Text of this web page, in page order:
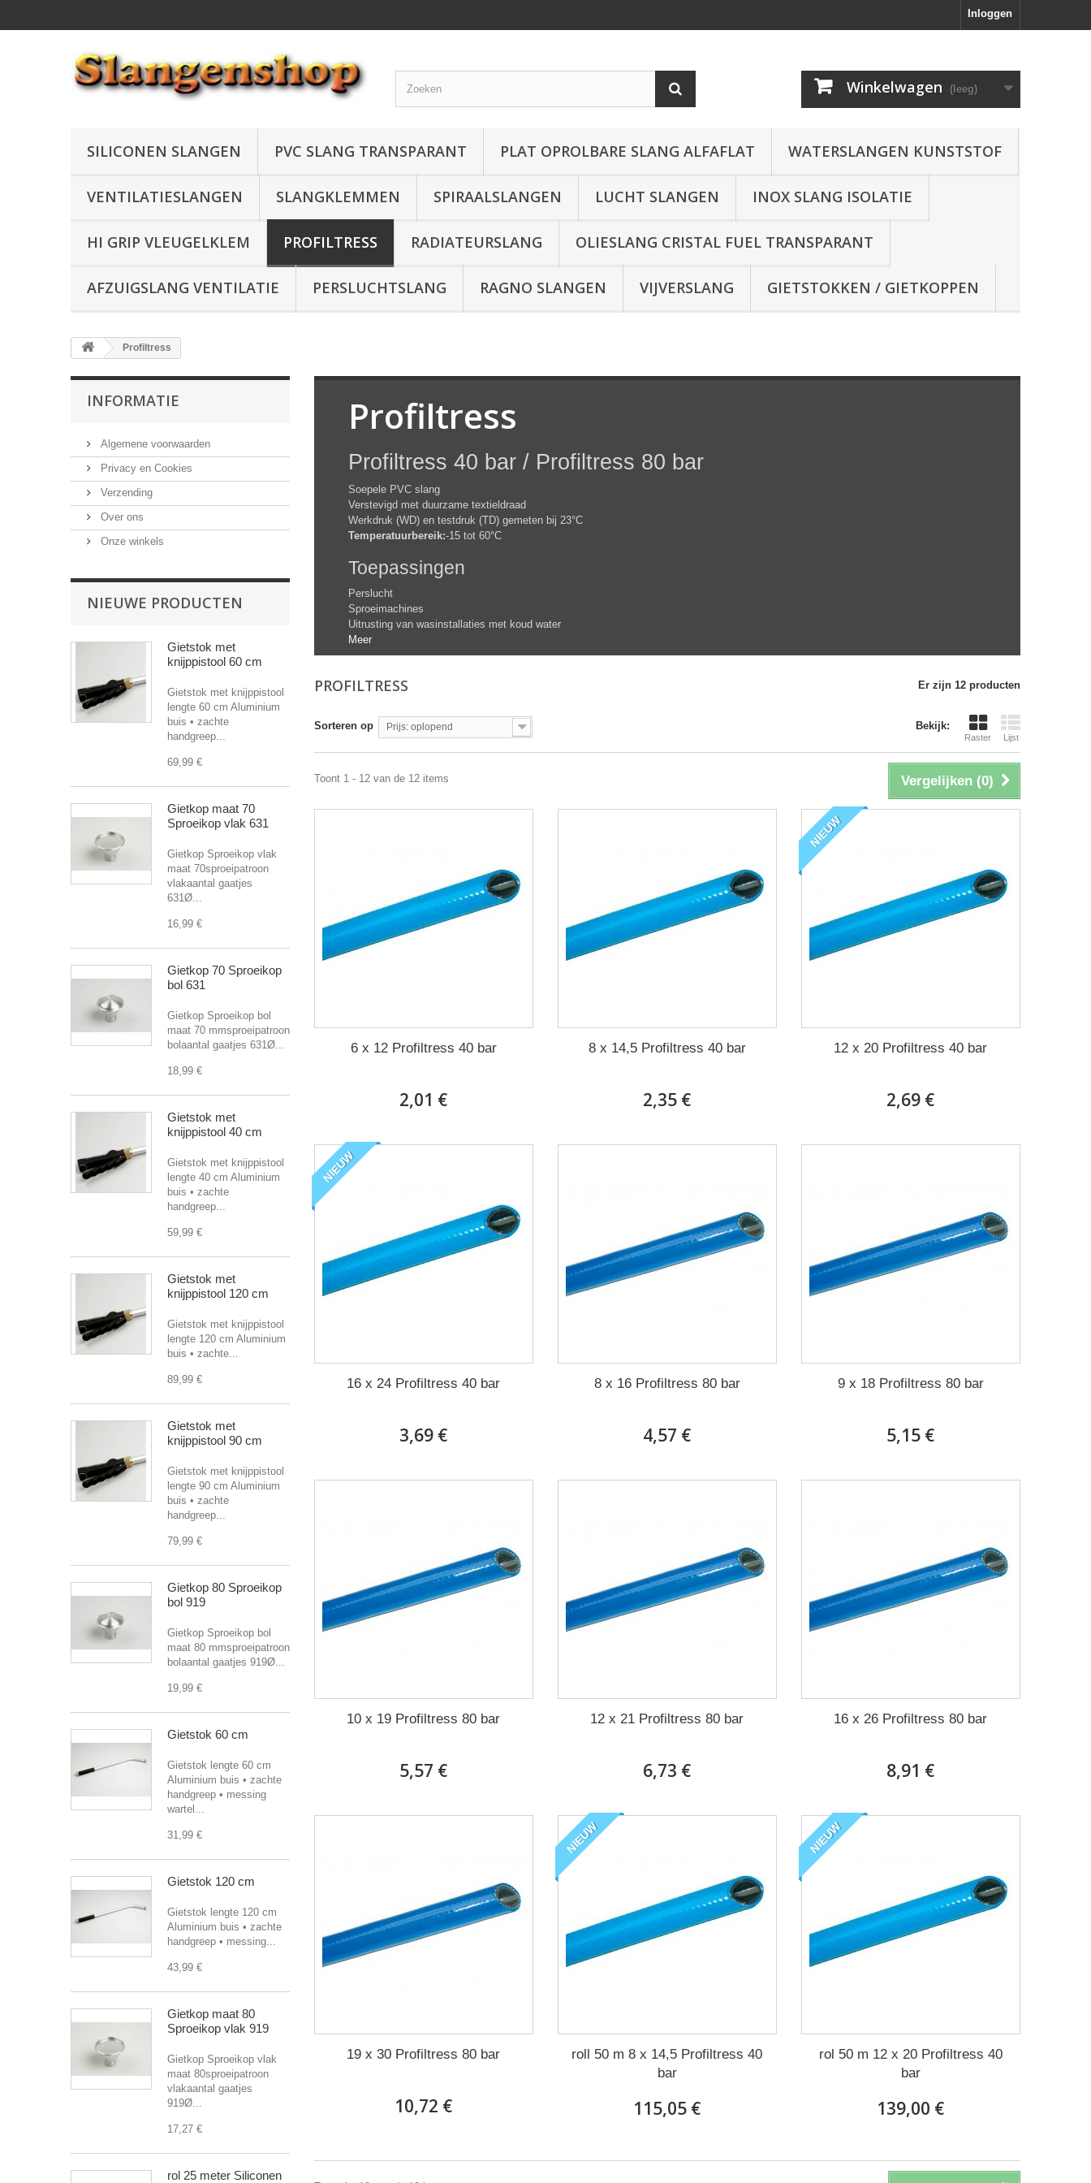
Inloggen
Winkelwagen (leeg)
SILICONEN SLANGEN PVC SLANG TRANSPARANT PLAT OPROLBARE SLANG ALFAFLAT WATERSLANGEN KUNSTSTOF
VENTILATIESLANGEN SLANGKLEMMEN SPIRAALSLANGEN LUCHT SLANGEN INOX SLANG ISOLATIE
HI GRIP VLEUGELKLEM PROFILTRESS RADIATEURSLANG OLIESLANG CRISTAL FUEL TRANSPARANT
AFZUIGSLANG VENTILATIE PERSLUCHTSLANG RAGNO SLANGEN VIJVERSLANG GIETSTOKKEN / GIETKOPPEN
Profiltress
INFORMATIE
Algemene voorwaarden
Privacy en Cookies
Verzending
Over ons
Onze winkels
NIEUWE PRODUCTEN
Gietstok met
knijppistool 60 cm
Gietstok met knijppistool
lengte 60 cm Aluminium
buis • zachte
handgreep...
69,99 €
Gietkop maat 70
Sproeikop vlak 631
Gietkop Sproeikop vlak
maat 70sproeipatroon
vlakaantal gaatjes
631Ø...
16,99 €
Gietkop 70 Sproeikop
bol 631
Gietkop Sproeikop bol
maat 70 mmsproeipatroon
bolaantal gaatjes 631Ø...
18,99 €
Gietstok met
knijppistool 40 cm
Gietstok met knijppistool
lengte 40 cm Aluminium
buis • zachte
handgreep...
59,99 €
Gietstok met
knijppistool 120 cm
Gietstok met knijppistool
lengte 120 cm Aluminium
buis • zachte...
89,99 €
Gietstok met
knijppistool 90 cm
Gietstok met knijppistool
lengte 90 cm Aluminium
buis • zachte
handgreep...
79,99 €
Gietkop 80 Sproeikop
bol 919
Gietkop Sproeikop bol
maat 80 mmsproeipatroon
bolaantal gaatjes 919Ø...
19,99 €
Gietstok 60 cm
Gietstok lengte 60 cm
Aluminium buis • zachte
handgreep • messing
wartel...
31,99 €
Gietstok 120 cm
Gietstok lengte 120 cm
Aluminium buis • zachte
handgreep • messing...
43,99 €
Gietkop maat 80
Sproeikop vlak 919
Gietkop Sproeikop vlak
maat 80sproeipatroon
vlakaantal gaatjes
919Ø...
17,27 €
rol 25 meter Siliconen
Profiltress
Profiltress 40 bar / Profiltress 80 bar
Soepele PVC slang
Verstevigd met duurzame textieldraad
Werkdruk (WD) en testdruk (TD) gemeten bij 23°C
Temperatuurbereik:-15 tot 60°C
Toepassingen
Perslucht
Sproeimachines
Uitrusting van wasinstallaties met koud water
Meer
PROFILTRESS Er zijn 12 producten
Bekijk:
Raster Lijst
Sorteren op Prijs: oplopend
Vergelijken (0)
Toont 1 - 12 van de 12 items
6 x 12 Profiltress 40 bar
2,01 €
8 x 14,5 Profiltress 40 bar
2,35 €
NIEUW
12 x 20 Profiltress 40 bar
2,69 €
NIEUW
16 x 24 Profiltress 40 bar
3,69 €
8 x 16 Profiltress 80 bar
4,57 €
9 x 18 Profiltress 80 bar
5,15 €
10 x 19 Profiltress 80 bar
5,57 €
12 x 21 Profiltress 80 bar
6,73 €
16 x 26 Profiltress 80 bar
8,91 €
19 x 30 Profiltress 80 bar
10,72 €
NIEUW
roll 50 m 8 x 14,5 Profiltress 40
bar
115,05 €
NIEUW
rol 50 m 12 x 20 Profiltress 40
bar
139,00 €